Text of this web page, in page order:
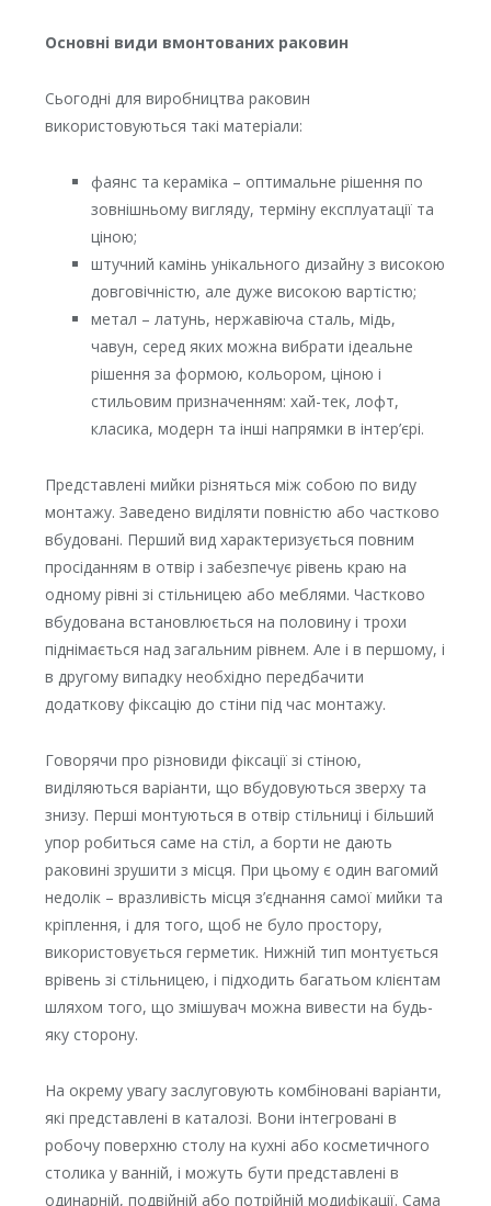
Основні види вмонтованих раковин
Сьогодні для виробництва раковин
використовуються такі матеріали:
фаянс та кераміка – оптимальне рішення по
зовнішньому вигляду, терміну експлуатації та
ціною;
штучний камінь унікального дизайну з високою
довговічністю, але дуже високою вартістю;
метал – латунь, нержавіюча сталь, мідь,
чавун, серед яких можна вибрати ідеальне
рішення за формою, кольором, ціною і
стильовим призначенням: хай-тек, лофт,
класика, модерн та інші напрямки в інтер’єрі.
Представлені мийки різняться між собою по виду
монтажу. Заведено виділяти повністю або частково
вбудовані. Перший вид характеризується повним
просіданням в отвір і забезпечує рівень краю на
одному рівні зі стільницею або меблями. Частково
вбудована встановлюється на половину і трохи
піднімається над загальним рівнем. Але і в першому, і
в другому випадку необхідно передбачити
додаткову фіксацію до стіни під час монтажу.
Говорячи про різновиди фіксації зі стіною,
виділяються варіанти, що вбудовуються зверху та
знизу. Перші монтуються в отвір стільниці і більший
упор робиться саме на стіл, а борти не дають
раковині зрушити з місця. При цьому є один вагомий
недолік – вразливість місця з’єднання самої мийки та
кріплення, і для того, щоб не було простору,
використовується герметик. Нижній тип монтується
врівень зі стільницею, і підходить багатьом клієнтам
шляхом того, що змішувач можна вивести на будь-
яку сторону.
На окрему увагу заслуговують комбіновані варіанти,
які представлені в каталозі. Вони інтегровані в
робочу поверхню столу на кухні або косметичного
столика у ванній, і можуть бути представлені в
одинарній, подвійній або потрійній модифікації. Сама